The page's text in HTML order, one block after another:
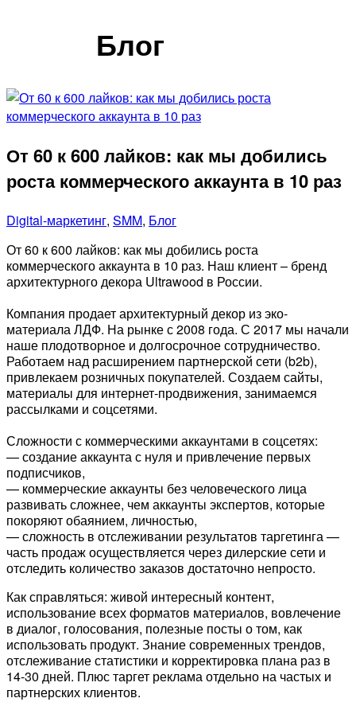
Блог
От 60 к 600 лайков: как мы добились
роста коммерческого аккаунта в 10 раз
Digital-маркетинг, SMM, Блог
От 60 к 600 лайков: как мы добились роста
коммерческого аккаунта в 10 раз. Наш клиент – бренд
архитектурного декора Ultrawood в России.
Компания продает архитектурный декор из эко-
материала ЛДФ. На рынке с 2008 года. С 2017 мы начали
наше плодотворное и долгосрочное сотрудничество.
Работаем над расширением партнерской сети (b2b),
привлекаем розничных покупателей. Создаем сайты,
материалы для интернет-продвижения, занимаемся
рассылками и соцсетями.
Сложности с коммерческими аккаунтами в соцсетях:
— создание аккаунта с нуля и привлечение первых
подписчиков,
— коммерческие аккаунты без человеческого лица
развивать сложнее, чем аккаунты экспертов, которые
покоряют обаянием, личностью,
— сложность в отслеживании результатов таргетинга —
часть продаж осуществляется через дилерские сети и
отследить количество заказов достаточно непросто.
Как справляться: живой интересный контент,
использование всех форматов материалов, вовлечение
в диалог, голосования, полезные посты о том, как
использовать продукт. Знание современных трендов,
отслеживание статистики и корректировка плана раз в
14-30 дней. Плюс таргет реклама отдельно на частых и
партнерских клиентов.